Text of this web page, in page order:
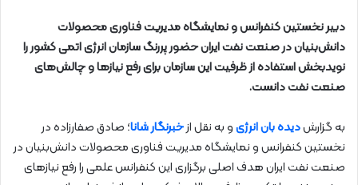
دبیر نخستین کنفرانس و نمایشگاه مدیریت فناوری محصولات
دانش‌بنیان در صنعت نفت ایران حضور پررنگ سازمان انرژی اتمی کشور را
نویدبخش استفاده از ظرفیت این سازمان برای رفع نیازها و چالش‌های
صنعت نفت دانست.
به گزارشدیده بان انرژیو به نقل ازخبرنگار شانا؛ صادق صفارزاده در
نخستین کنفرانس و نمایشگاه مدیریت فناوری محصولات دانش‌بنیان در
صنعت نفت ایران هدف اصلی برگزاری این کنفرانس علمی را رفع نیازهای